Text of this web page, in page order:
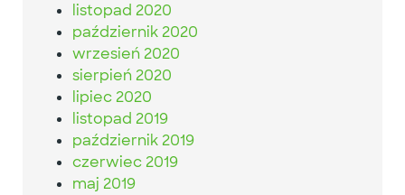
listopad 2020
październik 2020
wrzesień 2020
sierpień 2020
lipiec 2020
listopad 2019
październik 2019
czerwiec 2019
maj 2019